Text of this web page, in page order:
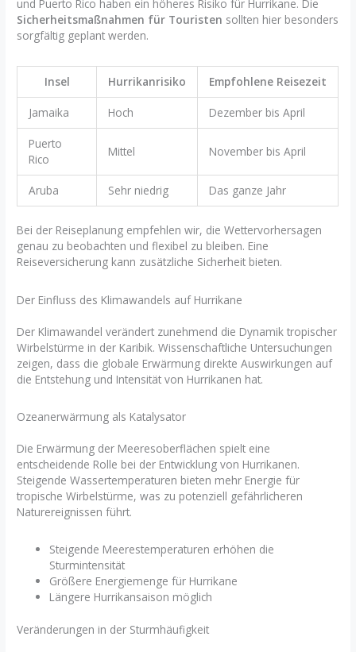
und Puerto Rico haben ein höheres Risiko für Hurrikane. Die
Sicherheitsmaßnahmen für Touristen sollten hier besonders
sorgfältig geplant werden.
Insel Hurrikanrisiko Empfohlene Reisezeit
Jamaika Hoch Dezember bis April
Puerto
Rico
Mittel November bis April
Aruba Sehr niedrig Das ganze Jahr
Bei der Reiseplanung empfehlen wir, die Wettervorhersagen
genau zu beobachten und flexibel zu bleiben. Eine
Reiseversicherung kann zusätzliche Sicherheit bieten.
Der Einfluss des Klimawandels auf Hurrikane
Der Klimawandel verändert zunehmend die Dynamik tropischer
Wirbelstürme in der Karibik. Wissenschaftliche Untersuchungen
zeigen, dass die globale Erwärmung direkte Auswirkungen auf
die Entstehung und Intensität von Hurrikanen hat.
Ozeanerwärmung als Katalysator
Die Erwärmung der Meeresoberflächen spielt eine
entscheidende Rolle bei der Entwicklung von Hurrikanen.
Steigende Wassertemperaturen bieten mehr Energie für
tropische Wirbelstürme, was zu potenziell gefährlicheren
Naturereignissen führt.
Steigende Meerestemperaturen erhöhen die
Sturmintensität
Größere Energiemenge für Hurrikane
Längere Hurrikansaison möglich
Veränderungen in der Sturmhäufigkeit